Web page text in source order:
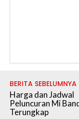
BERITA SEBELUMNYA
Harga dan Jadwal
Peluncuran Mi
Terungkap